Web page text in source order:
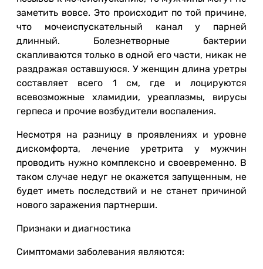
заметить вовсе. Это происходит по той причине,
что мочеиспускательный канал у парней
длинный. Болезнетворные бактерии
скапливаются только в одной его части, никак не
раздражая оставшуюся. У женщин длина уретры
составляет всего 1 см, где и лоцируются
всевозможные хламидии, уреаплазмы, вирусы
герпеса и прочие возбудители воспаления.
Несмотря на разницу в проявлениях и уровне
дискомфорта, лечение уретрита у мужчин
проводить нужно комплексно и своевременно. В
таком случае недуг не окажется запущенным, не
будет иметь последствий и не станет причиной
нового заражения партнерши.
Признаки и диагностика
Симптомами заболевания являются: